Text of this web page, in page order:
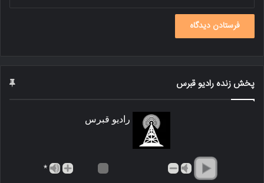
پخش زنده رادیو قبرس
رادیو قبرس
*